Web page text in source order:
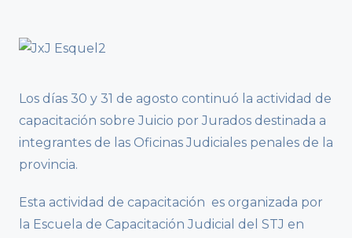
Los días 30 y 31 de agosto continuó la actividad de
capacitación sobre Juicio por Jurados destinada a
integrantes de las Oficinas Judiciales penales de la
provincia.
Esta actividad de capacitación es organizada por
la Escuela de Capacitación Judicial del STJ en